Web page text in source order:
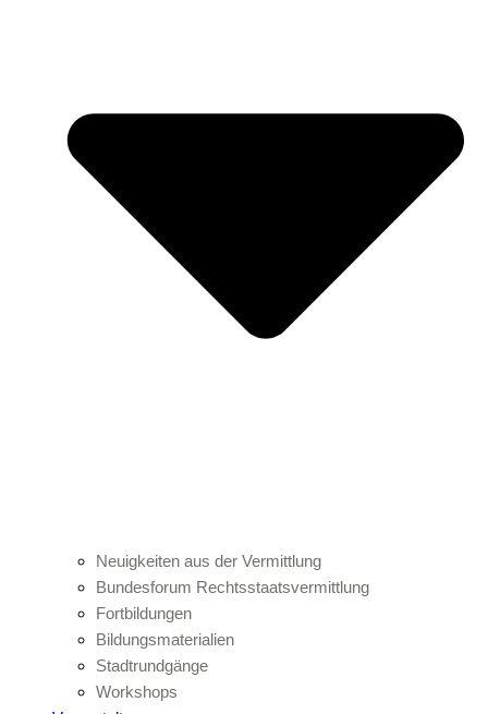
Neuigkeiten aus der Vermittlung
Bundesforum Rechtsstaatsvermittlung
Fortbildungen
Bildungsmaterialien
Stadtrundgänge
Workshops